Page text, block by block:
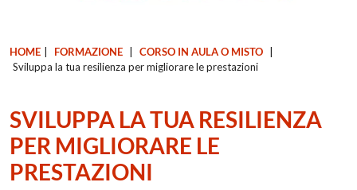
HOME FORMAZIONE CORSO IN AULA O MISTO
Sviluppa la tua resilienza per migliorare le prestazioni
SVILUPPA LA TUA RESILIENZA
PER MIGLIORARE LE
PRESTAZIONI